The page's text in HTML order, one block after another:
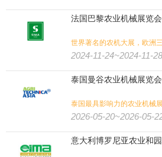
法国巴黎农业机械展览
世界著名的农机大展，欧洲
2024-11-24~2024-11-28
泰国曼谷农业机械展览
泰国最具影响力的农业机械
2026-05-20~2026-05-
意大利博罗尼亚农业和